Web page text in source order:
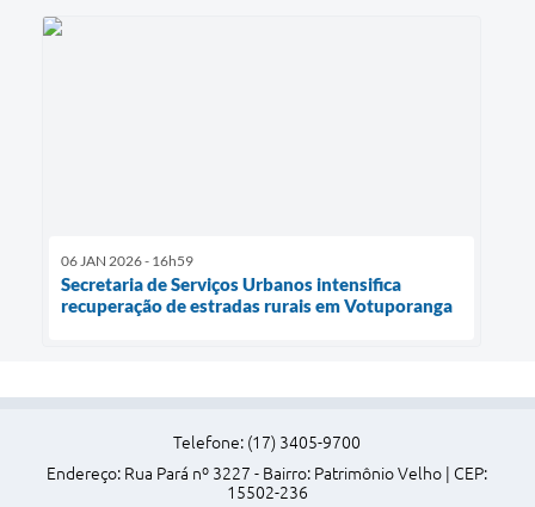
06 JAN 2026 - 16h59
Secretaria de Serviços Urbanos intensifica
recuperação de estradas rurais em Votuporanga
Telefone: (17) 3405-9700
Endereço: Rua Pará nº 3227 - Bairro: Patrimônio Velho | CEP:
15502-236